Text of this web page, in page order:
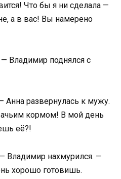
Что бы я ни сделала —
а в вас! Вы намерено
Владимир поднялся с
Анна развернулась к мужу.
кормом! В мой день
её?!
Владимир нахмурился. —
хорошо готовишь.